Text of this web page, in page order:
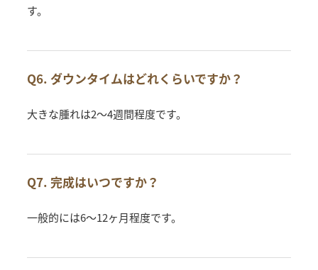
す。
Q6. ダウンタイムはどれくらいですか？
大きな腫れは2〜4週間程度です。
Q7. 完成はいつですか？
一般的には6〜12ヶ月程度です。